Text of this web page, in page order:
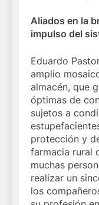
Aliados en la
impulso del
Eduardo
amplio
almacén, que
óptimas de
sujetos a
protección y
farmacia rural
muchas
realizar un
los